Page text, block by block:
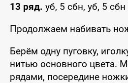
13 ряд. уб, 5 сбн, уб, 5
Продолжаем набивать
Берём одну пуговку,
нитью основного цвета.
рядами, посередине